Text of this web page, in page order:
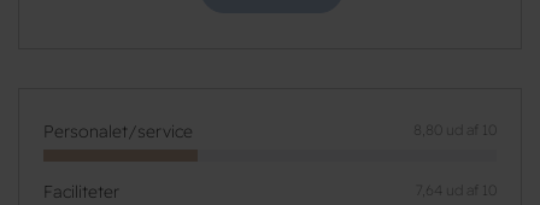
Personalet/service 8,80 ud af 10
Faciliteter 7,64 ud af 10